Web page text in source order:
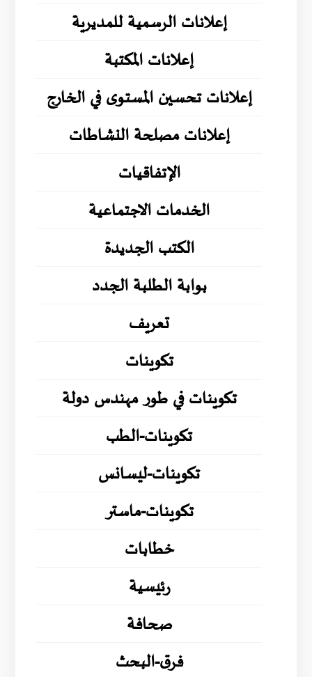
إعلانات الرسمية للمديرية
إعلانات المكتبة
إعلانات تحسين المستوى في الخارج
إعلانات مصلحة النشاطات
الإتفاقيات
الخدمات الاجتماعية
الكتب الجديدة
بوابة الطلبة الجدد
تعريف
تكوينات
تكوينات في طور مهندس دولة
تكوينات-الطب
تكوينات-ليسانس
تكوينات-ماستر
خطابات
رئيسية
صحافة
فرق-البحث